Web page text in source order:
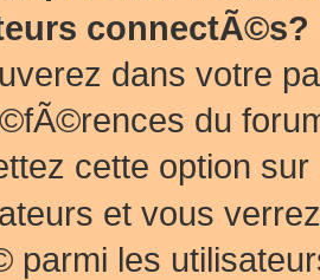
connectÃ©s?
dans votre
du
cette option sur
et vous
parmi les